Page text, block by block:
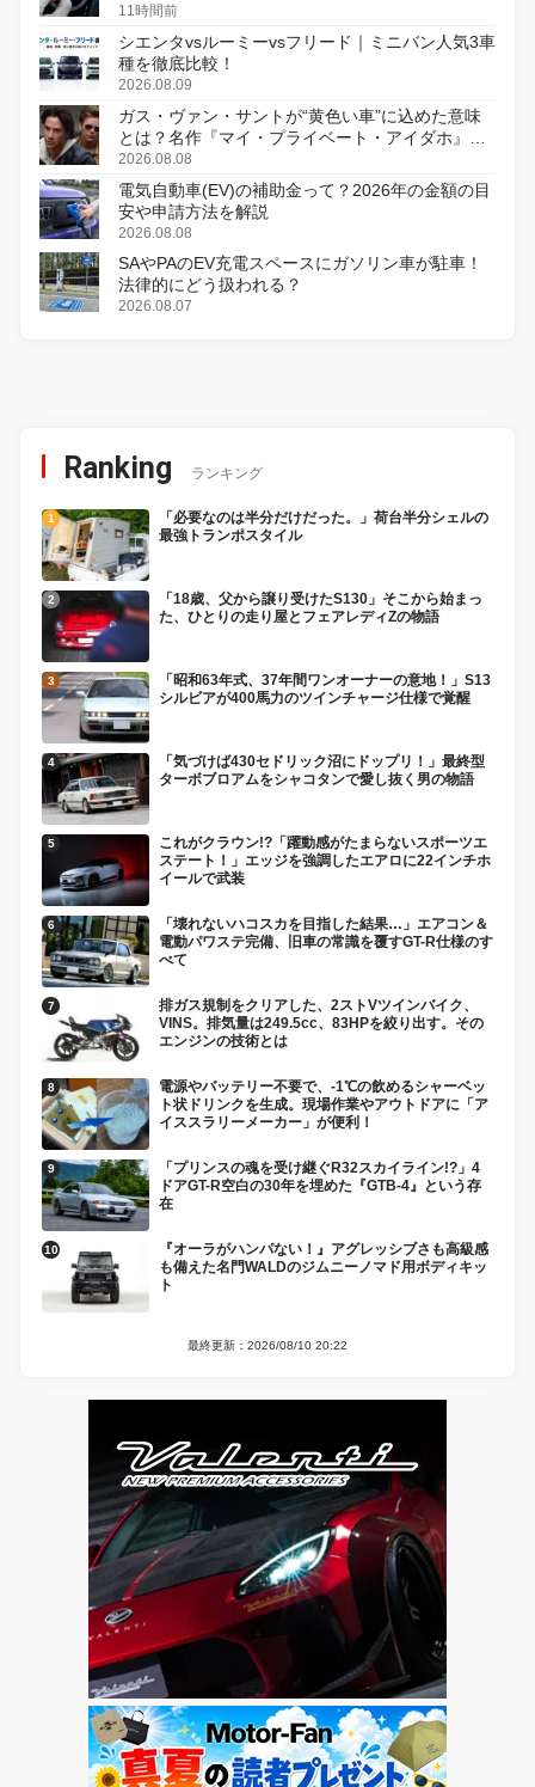
11時間前
シエンタvsルーミーvsフリード｜ミニバン人気3車
種を徹底比較！
2026.08.09
ガス・ヴァン・サントが“黄色い車”に込めた意味
とは？名作『マイ・プライベート・アイダホ』が
初のデジタルリマスター版で復活
2026.08.08
電気自動車(EV)の補助金って？2026年の金額の目
安や申請方法を解説
2026.08.08
SAやPAのEV充電スペースにガソリン車が駐車！
法律的にどう扱われる？
2026.08.07
Ranking ランキング
「必要なのは半分だけだった。」荷台半分シェルの
最強トランポスタイル
「18歳、父から譲り受けたS130」そこから始まっ
た、ひとりの走り屋とフェアレディZの物語
「昭和63年式、37年間ワンオーナーの意地！」S13
シルビアが400馬力のツインチャージ仕様で覚醒
「気づけば430セドリック沼にドップリ！」最終型
ターボブロアムをシャコタンで愛し抜く男の物語
これがクラウン!?「躍動感がたまらないスポーツエ
ステート！」エッジを強調したエアロに22インチホ
イールで武装
「壊れないハコスカを目指した結果…」エアコン＆
電動パワステ完備、旧車の常識を覆すGT-R仕様のす
べて
排ガス規制をクリアした、2ストVツインバイク、
VINS。排気量は249.5cc、83HPを絞り出す。その
エンジンの技術とは
電源やバッテリー不要で、-1℃の飲めるシャーベッ
ト状ドリンクを生成。現場作業やアウトドアに「ア
イススラリーメーカー」が便利！
「プリンスの魂を受け継ぐR32スカイライン!?」4
ドアGT-R空白の30年を埋めた『GTB-4』という存
在
『オーラがハンパない！』アグレッシブさも高級感
も備えた名門WALDのジムニーノマド用ボディキッ
ト
最終更新：2026/08/10 20:22